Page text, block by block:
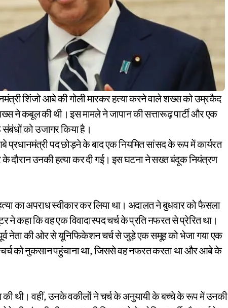
ने कबूल की थी। इस मामले ने जापान की सत्तारूढ़ पार्टी और एक
संबंधों को उजागर किया है।
पद छोड़ने के बाद एक नियमित सांसद के रूप में कार्यरत
के दौरान उनकी हत्या कर दी गई। इस घटना ने सख्त बंदूक नियंत्रण
का अपराध स्वीकार कर लिया था। अदालत ने बुधवार को फैसला
कहा कि वह एक विवादास्पद चर्च के प्रति नफरत से प्रेरित था।
नेता की ओर से यूनिफिकेशन चर्च से जुड़े एक समूह को भेजा गया एक
को नुकसान पहुंचाना था, जिससे वह नफरत करता था और आबे के
की थी। वहीं, उनके वकीलों ने चर्च के अनुयायी के बच्चे के रूप में उनकी